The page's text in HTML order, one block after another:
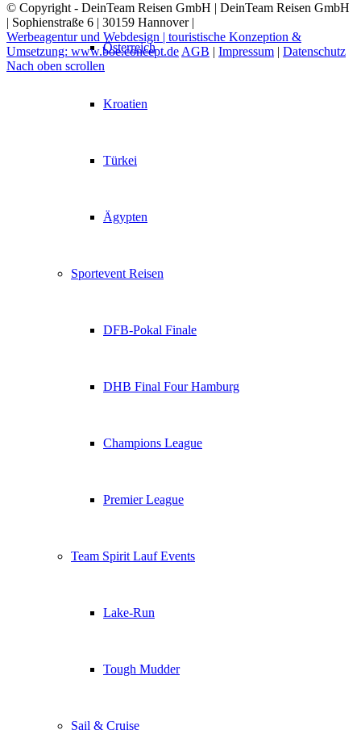
Österreich
Kroatien
Türkei
Ägypten
Sportevent Reisen
DFB-Pokal Finale
DHB Final Four Hamburg
Champions League
Premier League
Team Spirit Lauf Events
Lake-Run
Tough Mudder
Sail & Cruise
© Copyright - DeinTeam Reisen GmbH | DeinTeam Reisen GmbH
| Sophienstraße 6 | 30159 Hannover |
Werbeagentur und Webdesign | touristische Konzeption &
Umsetzung: www.boe.concept.de AGB | Impressum | Datenschutz
Nach oben scrollen